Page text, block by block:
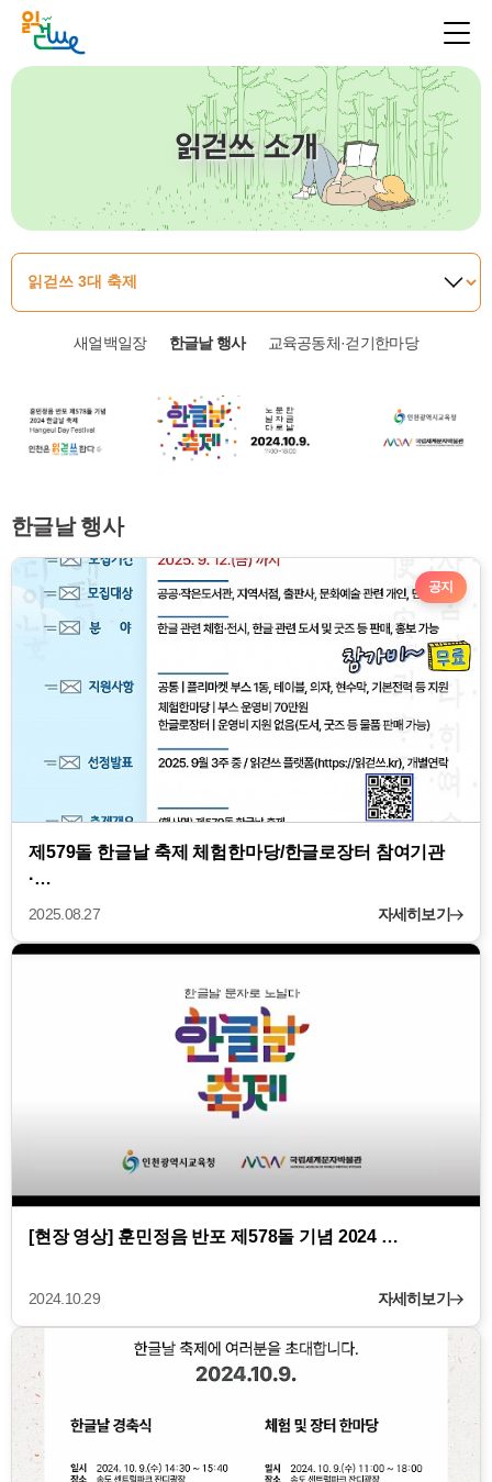
읽걷쓰 소개
새얼백일장 한글날 행사 교육공동체·걷기한마당
한글날 행사
공지
제579돌 한글날 축제 체험한마당/한글로장터 참여기관
·…
2025.08.27 자세히보기
[현장 영상] 훈민정음 반포 제578돌 기념 2024 …
2024.10.29 자세히보기